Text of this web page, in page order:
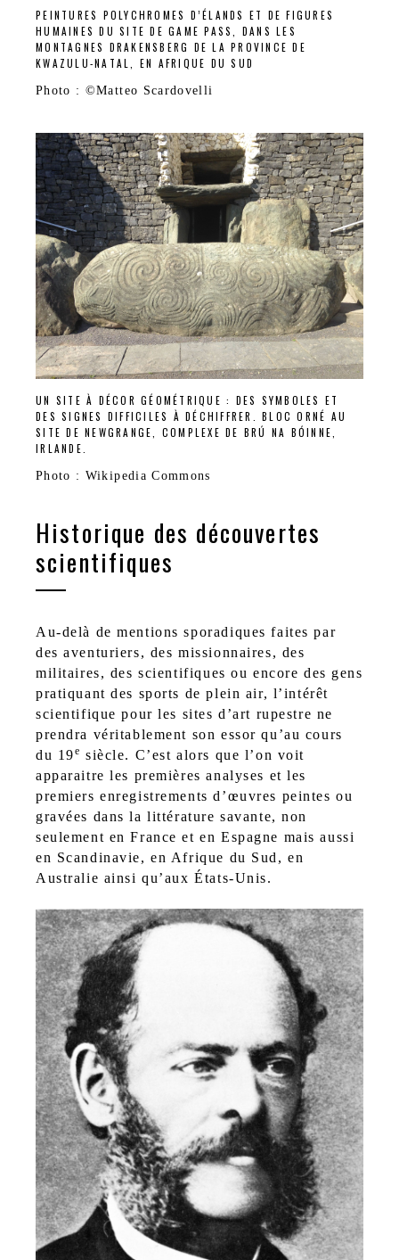
PEINTURES POLYCHROMES D’ÉLANDS ET DE FIGURES
HUMAINES DU SITE DE GAME PASS, DANS LES
MONTAGNES DRAKENSBERG DE LA PROVINCE DE
KWAZULU-NATAL, EN AFRIQUE DU SUD
Photo : ©Matteo Scardovelli
UN SITE À DÉCOR GÉOMÉTRIQUE : DES SYMBOLES ET
DES SIGNES DIFFICILES À DÉCHIFFRER. BLOC ORNÉ AU
SITE DE NEWGRANGE, COMPLEXE DE BRÚ NA BÓINNE,
IRLANDE.
Photo : Wikipedia Commons
Historique des découvertes
scientifiques
Au-delà de mentions sporadiques faites par
des aventuriers, des missionnaires, des
militaires, des scientifiques ou encore des gens
pratiquant des sports de plein air, l’intérêt
scientifique pour les sites d’art rupestre ne
prendra véritablement son essor qu’au cours
du 19e siècle. C’est alors que l’on voit
apparaitre les premières analyses et les
premiers enregistrements d’œuvres peintes ou
gravées dans la littérature savante, non
seulement en France et en Espagne mais aussi
en Scandinavie, en Afrique du Sud, en
Australie ainsi qu’aux États-Unis.